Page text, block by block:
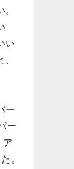
い
ー
ー
ア
。